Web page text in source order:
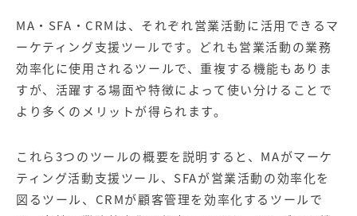
MA・SFA・CRMは、それぞれ営業活動に活用できるマ
ーケティング支援ツールです。どれも営業活動の業務
効率化に使用されるツールで、重複する機能もありま
すが、活躍する場面や特徴によって使い分けることで
より多くのメリットが得られます。
これら3つのツールの概要を説明すると、MAがマーケ
ティング活動支援ツール、SFAが営業活動の効率化を
図るツール、CRMが顧客管理を効率化するツールで